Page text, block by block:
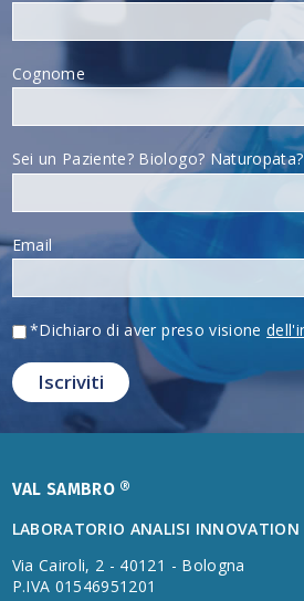
Cognome
Sei un Paziente? Biologo?
Email
*Dichiaro di aver preso visione
VAL SAMBRO ®
LABORATORIO ANALISI INNOVATION
Via Cairoli, 2 - 40121 - Bologna
P.IVA 01546951201